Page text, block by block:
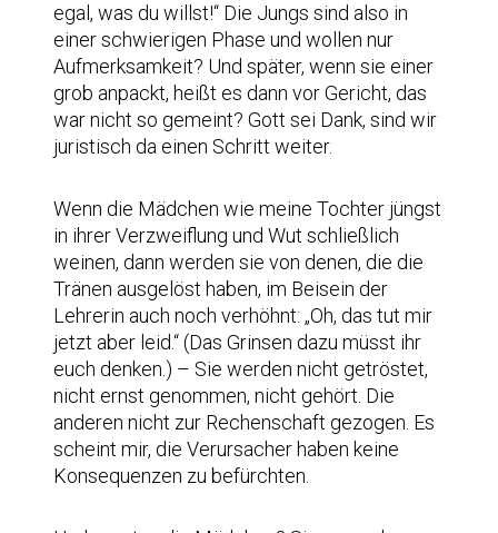
egal, was du willst!“ Die Jungs sind also in
einer schwierigen Phase und wollen nur
Aufmerksamkeit? Und später, wenn sie einer
grob anpackt, heißt es dann vor Gericht, das
war nicht so gemeint? Gott sei Dank, sind wir
juristisch da einen Schritt weiter.
Wenn die Mädchen wie meine Tochter jüngst
in ihrer Verzweiflung und Wut schließlich
weinen, dann werden sie von denen, die die
Tränen ausgelöst haben, im Beisein der
Lehrerin auch noch verhöhnt: „Oh, das tut mir
jetzt aber leid.“ (Das Grinsen dazu müsst ihr
euch denken.) – Sie werden nicht getröstet,
nicht ernst genommen, nicht gehört. Die
anderen nicht zur Rechenschaft gezogen. Es
scheint mir, die Verursacher haben keine
Konsequenzen zu befürchten.